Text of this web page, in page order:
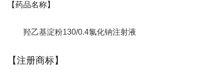
【药品名称】
羟乙基淀粉130/0.4氯化钠注射液
【注册商标】